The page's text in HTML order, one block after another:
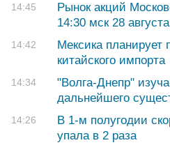
14:45
Рынок акций
14:30 мск 28
14:42
Мексика планирует
китайского импорта
14:34
"Волга-Днепр"
дальнейшего
14:26
В 1-м полугодии
упала в 2 раза